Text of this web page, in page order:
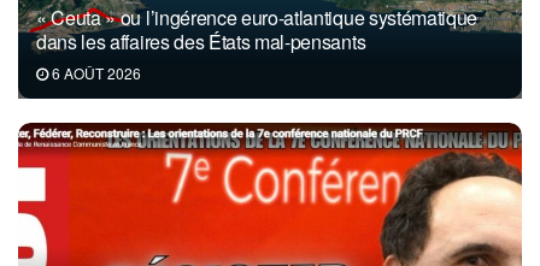
« Ceuta » ou l’ingérence euro-atlantique systématique
dans les affaires des États mal-pensants
6 AOÛT 2026